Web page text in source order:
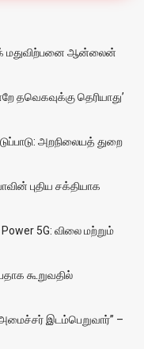
மதுவிற்பனை ஆன்லைன்
தெரியாது’
அறநிலையத் துறை
புதிய சக்தியாக
5G: விலை மற்றும்
கூறுவதில்
இடம்பெறுவார்” –